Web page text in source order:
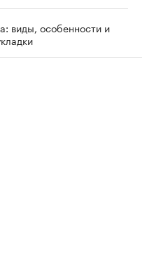
виды, особенности и